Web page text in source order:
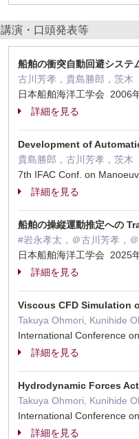
講演・口頭発表等
船舶の衝突自動回避システ
古川芳孝，貴島勝郎，茨
日本船舶海洋工学会 2006
詳細を見る
Development of
貴島勝郎，古川芳孝，茨
7th IFAC Conf. on
詳細を見る
船舶の操縦運動推定への
#岩永孝太，＠古川芳孝，
日本船舶海洋工学会 2025
詳細を見る
Viscous CFD Simulation
Takuya Ohmori, Kunihide
International Conference
詳細を見る
Hydrodynamic Forces
Takuya Ohmori, Kunihide
International Conference
詳細を見る